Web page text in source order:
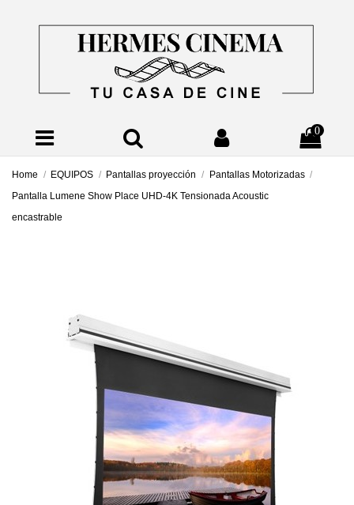
0
Home EQUIPOS Pantallas proyección
Pantallas Motorizadas
Pantalla Lumene Show Place UHD-4K Tensionada Acoustic
encastrable